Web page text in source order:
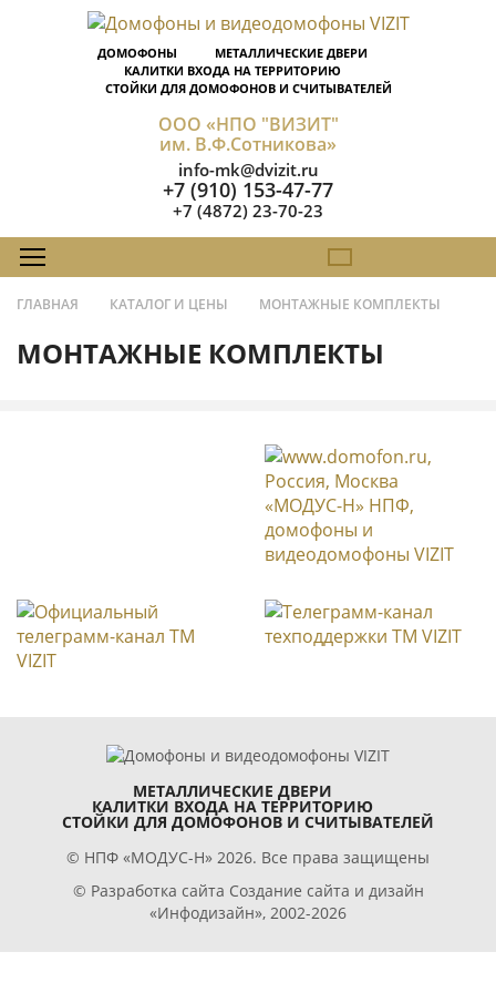
ДОМОФОНЫ
МЕТАЛЛИЧЕСКИЕ ДВЕРИ
КАЛИТКИ ВХОДА НА ТЕРРИТОРИЮ
СТОЙКИ ДЛЯ ДОМОФОНОВ И СЧИТЫВАТЕЛЕЙ
ООО «НПО "ВИЗИТ"
им. В.Ф.Сотникова»
info-mk@dvizit.ru
+7 (910) 153-47-77
+7 (4872) 23-70-23
ГЛАВНАЯ КАТАЛОГ И ЦЕНЫ МОНТАЖНЫЕ КОМПЛЕКТЫ
МОНТАЖНЫЕ КОМПЛЕКТЫ
МЕТАЛЛИЧЕСКИЕ ДВЕРИ
КАЛИТКИ ВХОДА НА ТЕРРИТОРИЮ
СТОЙКИ ДЛЯ ДОМОФОНОВ И СЧИТЫВАТЕЛЕЙ
© НПФ «МОДУС-Н» 2026. Все права защищены
© Разработка сайта Создание сайта и дизайн
«Инфодизайн», 2002-2026